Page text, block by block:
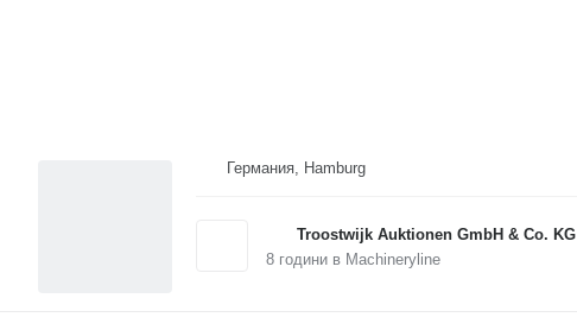
Германия, Hamburg
Troostwijk Auktionen GmbH & Co. KG
8години в Machineryline